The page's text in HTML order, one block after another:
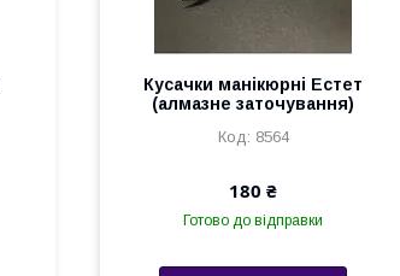
Кусачки манікюрні Естет
(алмазне заточування)
8564
180 ₴
Готово до відправки